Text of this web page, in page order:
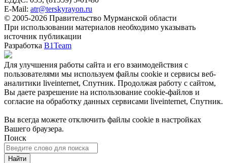
E-Mail: atr@terskyrayon.ru
© 2005-2026 Правительство Мурманской области
При использовании материалов необходимо указывать
источник публикации
Разработка B1Team
Для улучшения работы сайта и его взаимодействия с
пользователями мы используем файлы cookie и сервисы веб-
аналитики liveinternet, Спутник. Продолжая работу с сайтом,
Вы даете разрешение на использование cookie-файлов и
согласие на обработку данных сервисами liveinternet, Спутник.
Вы всегда можете отключить файлы cookie в настройках
Вашего браузера.
Поиск
Найти